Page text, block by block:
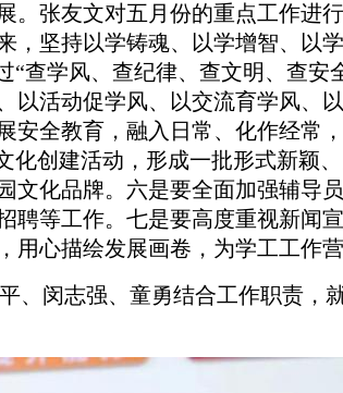
。张友文对五月份的重点工作进
，坚持以学铸魂、以学增智、以
查学风、查纪律、查文明、查安
以活动促学风、以交流育学风、
安全教育，融入日常、化作经常
化创建活动，形成一批形式新颖
文化品牌。六是要全面加强辅导
聘等工作。七是要高度重视新闻
心描绘发展画卷，为学工工作营
、闵志强、童勇结合工作职责，